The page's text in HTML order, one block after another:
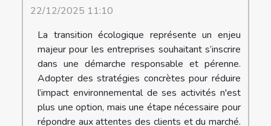
22/12/2025 11:10
La transition écologique représente un enjeu
majeur pour les entreprises souhaitant s’inscrire
dans une démarche responsable et pérenne.
Adopter des stratégies concrètes pour réduire
l’impact environnemental de ses activités n'est
plus une option, mais une étape nécessaire pour
répondre aux attentes des clients et du marché.